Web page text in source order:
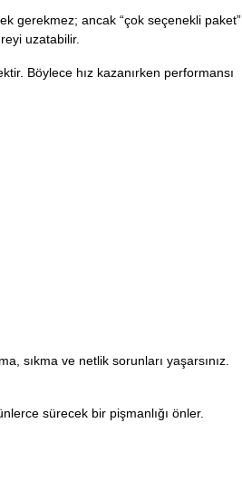
gerekmez; ancak “çok seçenekli paket”
uzatabilir.
Böylece hız kazanırken performansı
sıkma ve netlik sorunları yaşarsınız.
sürecek bir pişmanlığı önler.